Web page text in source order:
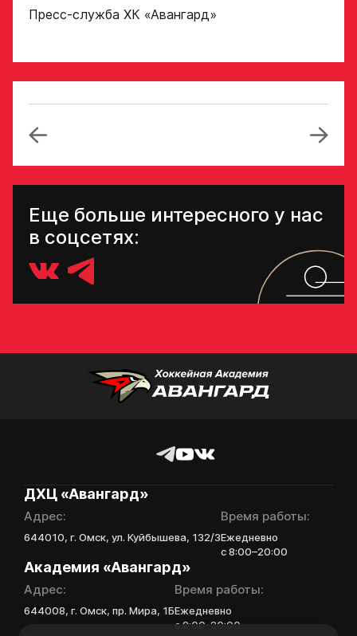
Пресс-служба ХК «Авангард»
Еще больше интересного у нас
в соцсетях:
ДХЦ «Авангард»
Адрес:
644010, г. Омск, ул. Куйбышева, 132/3
Время работы:
Ежедневно
с 8:00–20:00
Академия «Авангард»
Адрес:
644008, г. Омск, пр. Мира, 1Б
Время работы:
Ежедневно
с 8:00-20:00